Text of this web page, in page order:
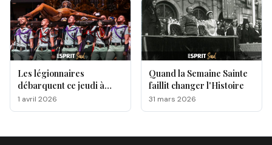
Les légionnaires
débarquent ce jeudi à
Málaga, voici le
programme !
1 avril 2026
Quand la Semaine Sainte
faillit changer l'Histoire
31 mars 2026